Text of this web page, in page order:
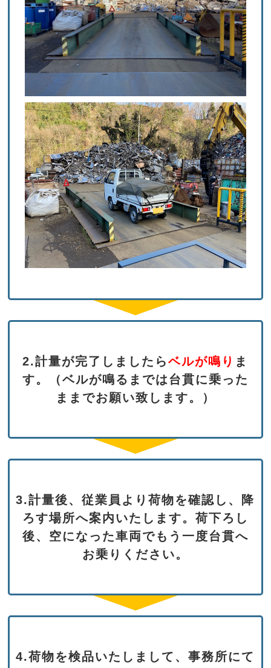
2.計量が完了しましたらベルが鳴り ま
す。
（ベルが鳴るまでは台貫に乗った
ままでお願い致します。）
3.計量後、従業員より荷物を確認し、
降
ろす場所へ案内いたします。 荷下ろし
後、空になった車両でもう一度台貫へ
お乗りください。
4.荷物を検品いたしまして、事務所にて